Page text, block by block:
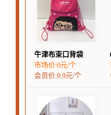
牛津布束口背袋
市场价:0元/个
会员价:9.9元/个